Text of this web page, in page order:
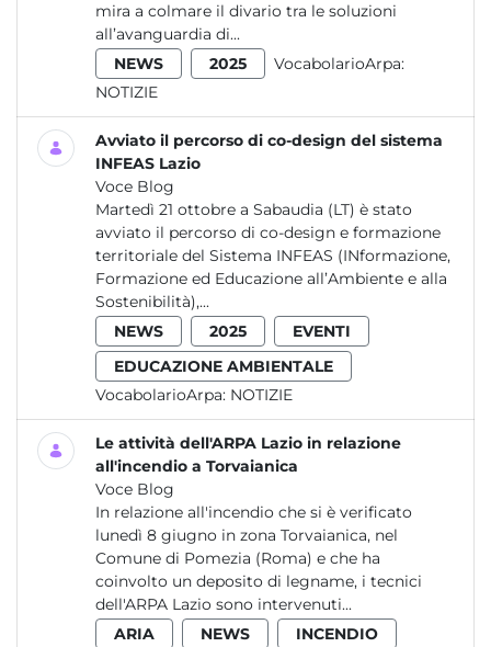
mira a colmare il divario tra le soluzioni
all’avanguardia di...
NEWS
2025
VocabolarioArpa:
NOTIZIE
Avviato il percorso di co-design del sistema
INFEAS Lazio
Voce Blog
Martedì 21 ottobre a Sabaudia (LT) è stato
avviato il percorso di co-design e formazione
territoriale del Sistema INFEAS (INformazione,
Formazione ed Educazione all’Ambiente e alla
Sostenibilità),...
NEWS
2025
EVENTI
EDUCAZIONE AMBIENTALE
VocabolarioArpa: NOTIZIE
Le attività dell'ARPA Lazio in relazione
all'incendio a Torvaianica
Voce Blog
In relazione all'incendio che si è verificato
lunedì 8 giugno in zona Torvaianica, nel
Comune di Pomezia (Roma) e che ha
coinvolto un deposito di legname, i tecnici
dell'ARPA Lazio sono intervenuti...
ARIA
NEWS INCENDIO